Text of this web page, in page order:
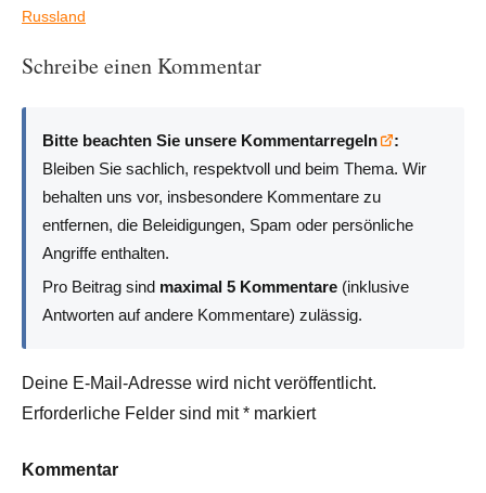
Russland
Schreibe einen Kommentar
Bitte beachten Sie unsere Kommentarregeln
:
Bleiben Sie sachlich, respektvoll und beim Thema. Wir
behalten uns vor, insbesondere Kommentare zu
entfernen, die Beleidigungen, Spam oder persönliche
Angriffe enthalten.
Pro Beitrag sind maximal 5 Kommentare (inklusive
Antworten auf andere Kommentare) zulässig.
Deine E-Mail-Adresse wird nicht veröffentlicht.
Erforderliche Felder sind mit* markiert
Kommentar